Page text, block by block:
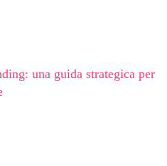
una guida strategica per